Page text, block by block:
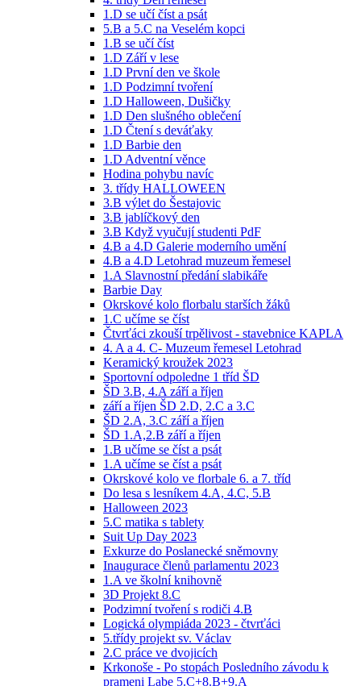
1.D se učí číst a psát
5.B a 5.C na Veselém kopci
1.B se učí číst
1.D Září v lese
1.D První den ve škole
1.D Podzimní tvoření
1.D Halloween, Dušičky
1.D Den slušného oblečení
1.D Čtení s deváťaky
1.D Barbie den
1.D Adventní věnce
Hodina pohybu navíc
3. třídy HALLOWEEN
3.B výlet do Šestajovic
3.B jablíčkový den
3.B Když vyučují studenti PdF
4.B a 4.D Galerie moderního umění
4.B a 4.D Letohrad muzeum řemesel
1.A Slavnostní předání slabikáře
Barbie Day
Okrskové kolo florbalu starších žáků
1.C učíme se číst
Čtvrťáci zkouší trpělivost - stavebnice KAPLA
4. A a 4. C- Muzeum řemesel Letohrad
Keramický kroužek 2023
Sportovní odpoledne 1 tříd ŠD
ŠD 3.B, 4.A září a říjen
září a říjen ŠD 2.D, 2.C a 3.C
ŠD 2.A, 3.C září a říjen
ŠD 1.A,2.B září a říjen
1.B učíme se číst a psát
1.A učíme se číst a psát
Okrskové kolo ve florbale 6. a 7. tříd
Do lesa s lesníkem 4.A, 4.C, 5.B
Halloween 2023
5.C matika s tablety
Suit Up Day 2023
Exkurze do Poslanecké sněmovny
Inaugurace členů parlamentu 2023
1.A ve školní knihovně
3D Projekt 8.C
Podzimní tvoření s rodiči 4.B
Logická olympiáda 2023 - čtvrťáci
5.třídy projekt sv. Václav
2.C práce ve dvojicích
Krkonoše - Po stopách Posledního závodu k
prameni Labe 5.C+8.B+9.A